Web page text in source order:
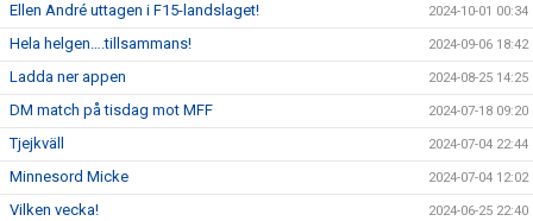
Ellen André uttagen i F15-landslaget! 2024-10-01 00:34
Hela helgen….tillsammans! 2024-09-06 18:42
Ladda ner appen 2024-08-25 14:25
DM match på tisdag mot MFF 2024-07-18 09:20
Tjejkväll 2024-07-04 22:44
Minnesord Micke 2024-07-04 12:02
Vilken vecka! 2024-06-25 22:40